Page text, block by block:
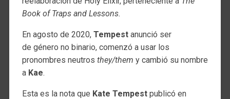
Book of Traps and Lessons.
En agosto de 2020, Tempestanunció ser
de género no binario, comenzó a usar los
pronombres neutros they/them y cambió su nombre
a Kae.
Esta es la nota que Kate Tempestpublicó en